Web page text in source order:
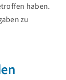
haben.
zu